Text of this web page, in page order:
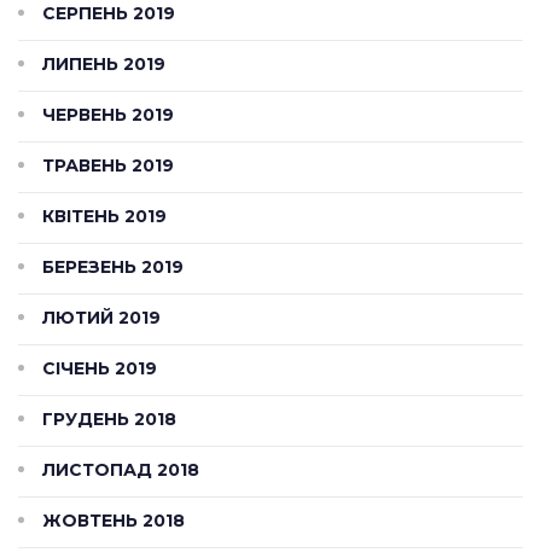
СЕРПЕНЬ 2019
ЛИПЕНЬ 2019
ЧЕРВЕНЬ 2019
ТРАВЕНЬ 2019
КВІТЕНЬ 2019
БЕРЕЗЕНЬ 2019
ЛЮТИЙ 2019
СІЧЕНЬ 2019
ГРУДЕНЬ 2018
ЛИСТОПАД 2018
ЖОВТЕНЬ 2018